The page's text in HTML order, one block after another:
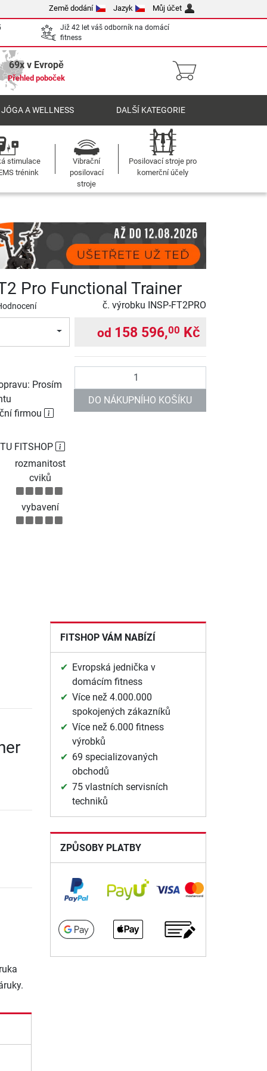
Země dodání Jazyk Můj účet
Již 42 let váš odborník na domácí
fitness
69x v Evropě
Přehled poboček
A WELLNESS DALŠÍ KATEGORIE
stimulace
trénink
Vibrační
posilovací
stroje
Posilovací stroje pro
komerční účely
Pro Functional Trainer
č. výrobku INSP-FT2PRO
Prosím
firmou
od 158 596,00 Kč
DO NÁKUPNÍHO KOŠÍKU
FITSHOP
rozmanitost
cviků
vybavení
FITSHOP VÁM NABÍZÍ
Evropská jednička v
domácím fitness
Více než 4.000.000
spokojených zákazníků
Více než 6.000 fitness
výrobků
69 specializovaných
obchodů
75 vlastních servisních
techniků
ZPŮSOBY PLATBY